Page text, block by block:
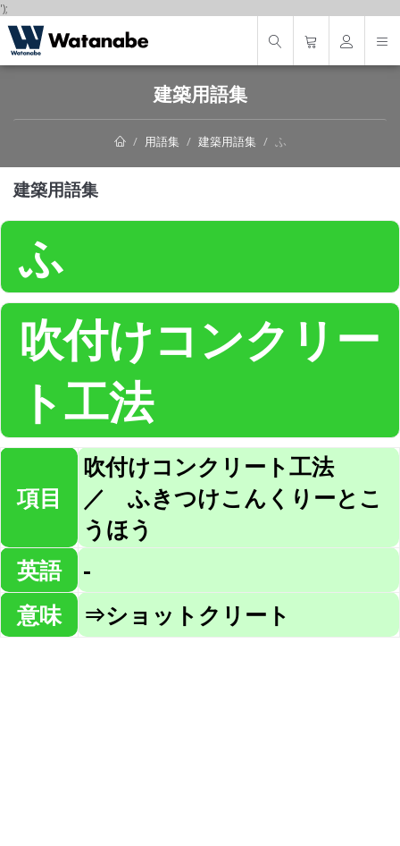
');
建築用語集
用語集 建築用語集 ふ
建築用語集
ふ
吹付けコンクリー
ト工法
項目
吹付けコンクリート工法
／ ふきつけこんくりーとこ
うほう
英語
-
意味
⇒ショットクリート